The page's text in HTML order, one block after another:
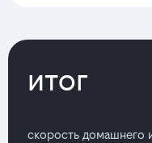
итог
скорость домашнего